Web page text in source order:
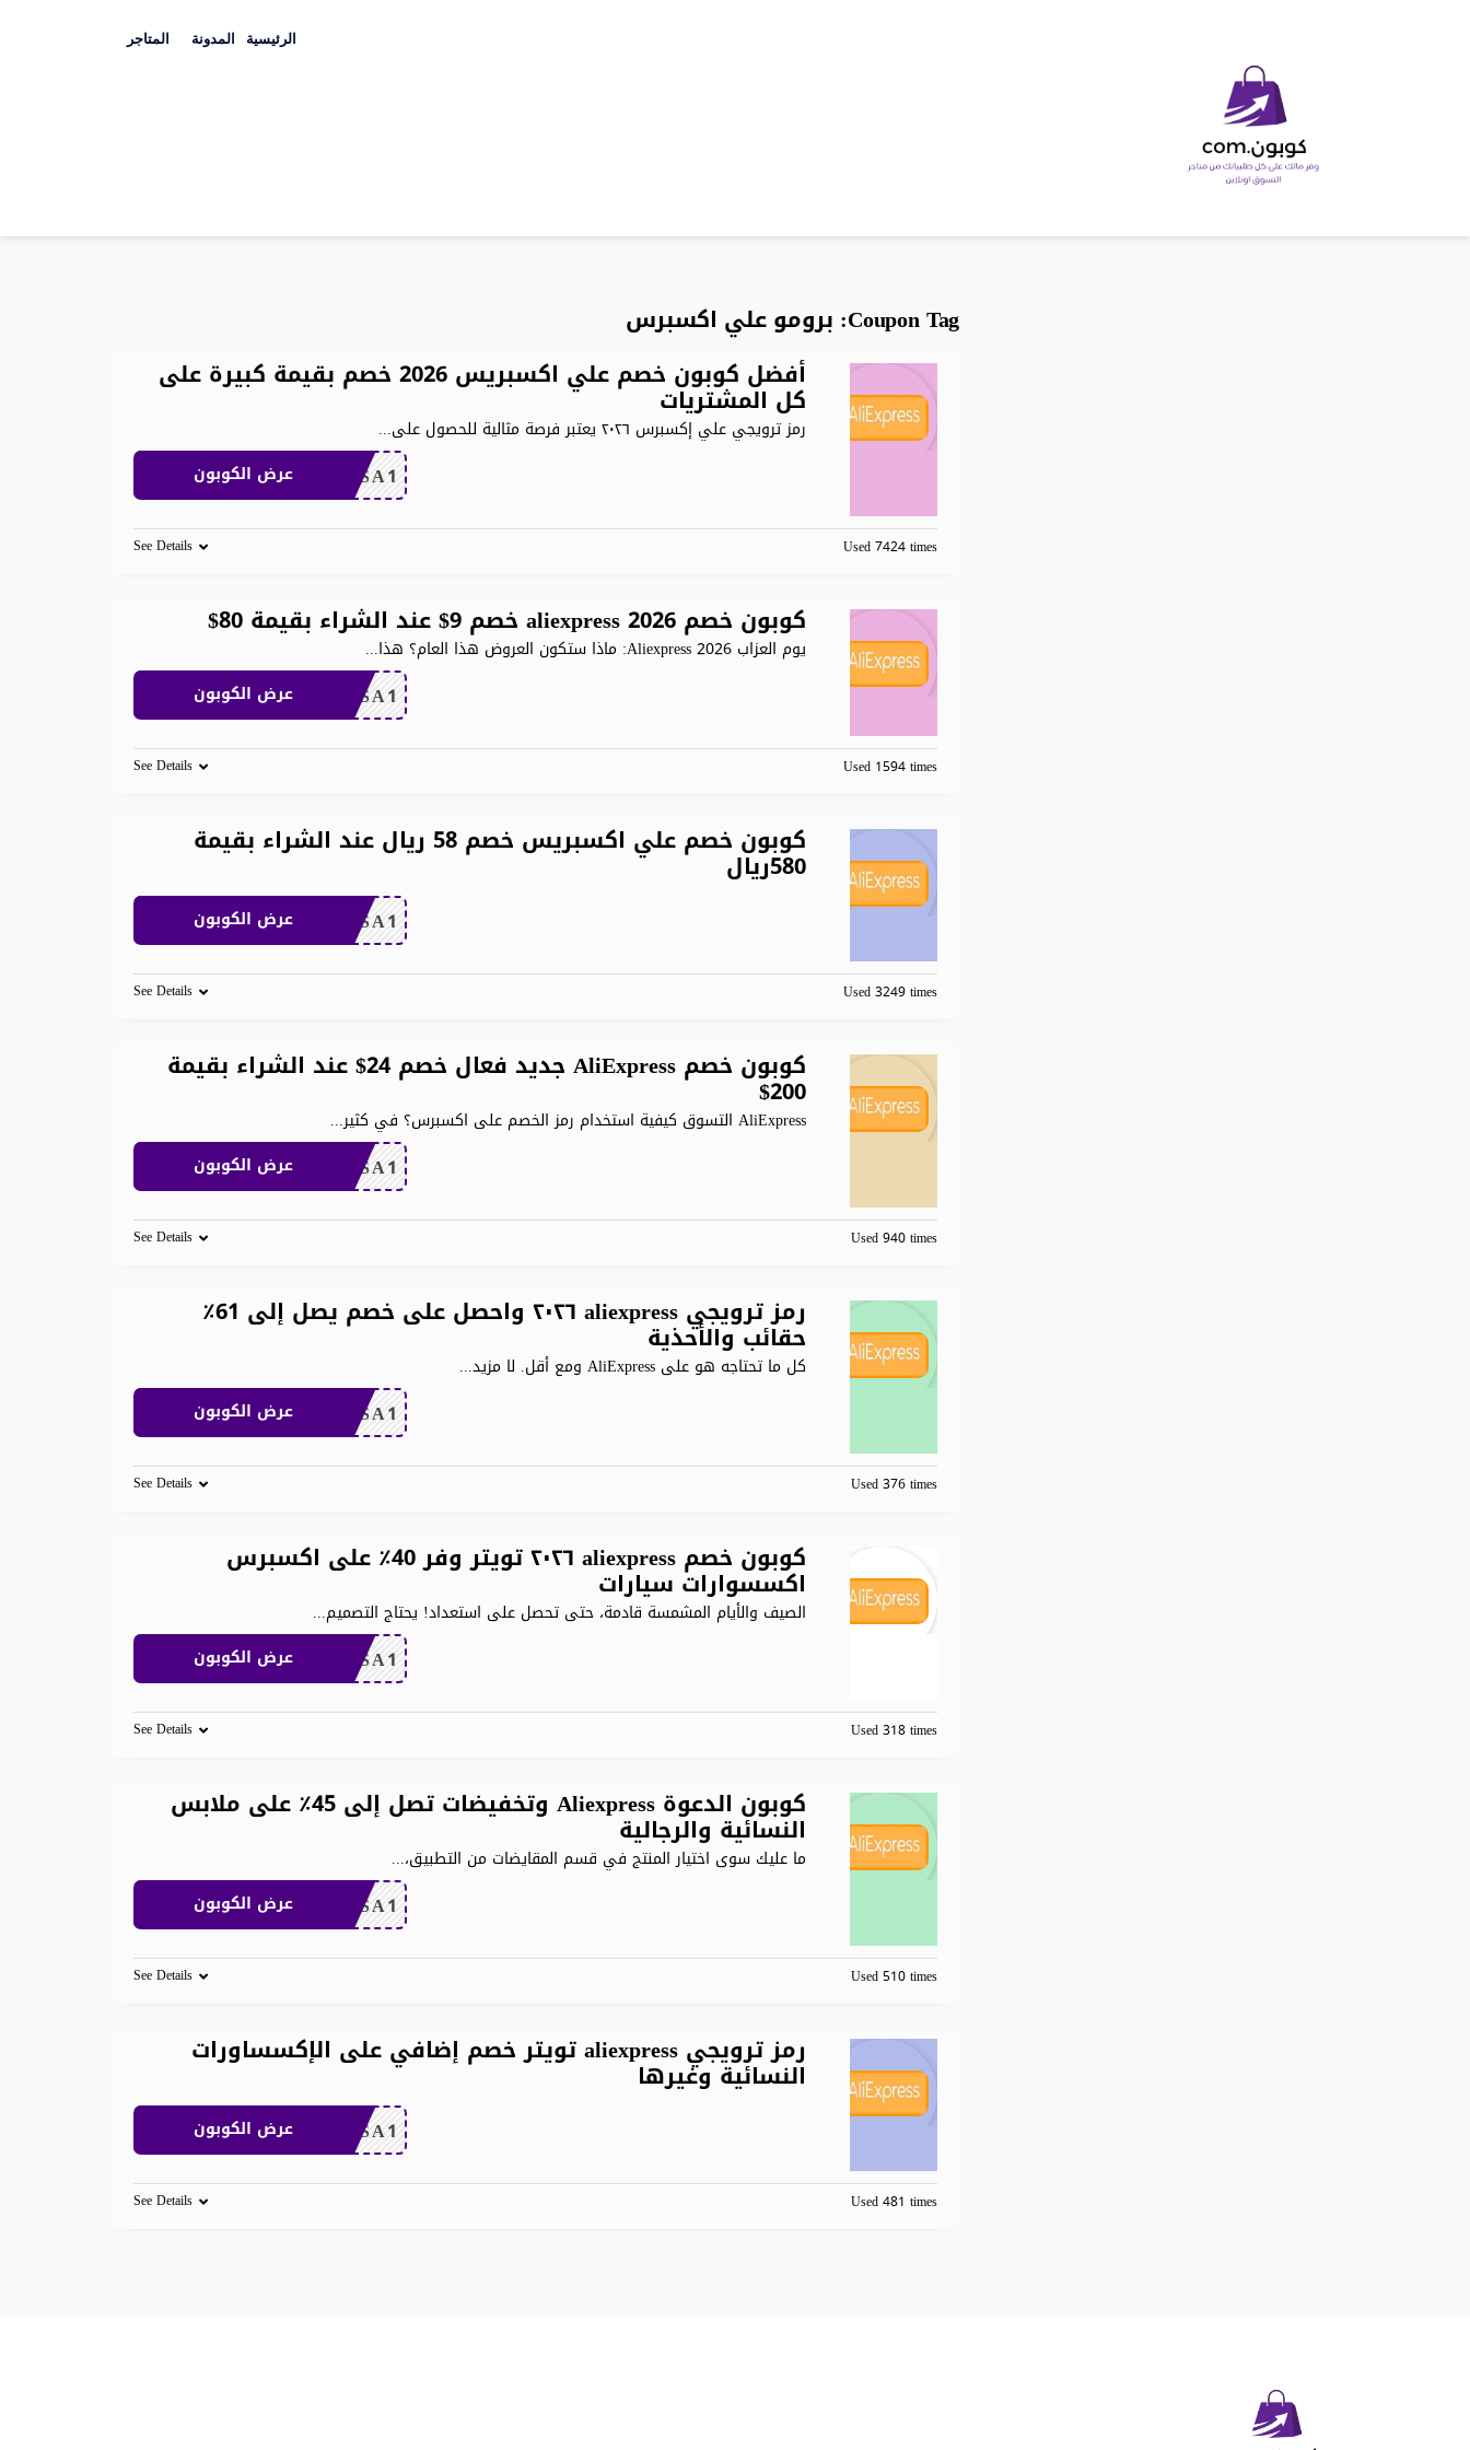
الرئيسية المدونة المتاجر
Coupon Tag: برومو علي اكسبرس
أفضل كوبون خصم علي اكسبريس 2026 خصم بقيمة كبيرة على
كل المشتريات
رمز ترويجي علي إكسبرس ٢٠٢٦ يعتبر فرصة مثالية للحصول على ...
CDKSA1 عرض الكوبون
Used 7424 times
See Details
كوبون خصم aliexpress 2026 خصم 9$ عند الشراء بقيمة 80$
يوم العزاب Aliexpress 2026: ماذا ستكون العروض هذا العام؟ هذا ...
CDKSA1 عرض الكوبون
Used 1594 times
See Details
كوبون خصم علي اكسبريس خصم 58 ريال عند الشراء بقيمة
580ريال
CDKSA1 عرض الكوبون
Used 3249 times
See Details
كوبون خصم AliExpress جديد فعال خصم 24$ عند الشراء بقيمة
200$
AliExpress التسوق كيفية استخدام رمز الخصم على اكسبرس؟ في كثير ...
CDKSA1 عرض الكوبون
Used 940 times
See Details
رمز ترويجي aliexpress ٢٠٢٦ واحصل على خصم يصل إلى 61٪
حقائب والأحذية
كل ما تحتاجه هو على AliExpress ومع أقل. لا مزيد ...
CDKSA1 عرض الكوبون
Used 376 times
See Details
كوبون خصم aliexpress ٢٠٢٦ تويتر وفر 40٪ على اكسبرس
اكسسوارات سيارات
الصيف والأيام المشمسة قادمة، حتى تحصل على استعداد! يحتاج التصميم...
CDKSA1 عرض الكوبون
Used 318 times
See Details
كوبون الدعوة Aliexpress وتخفيضات تصل إلى 45٪ على ملابس
النسائية والرجالية
ما عليك سوى اختيار المنتج في قسم المقايضات من التطبيق،...
CDKSA1 عرض الكوبون
Used 510 times
See Details
رمز ترويجي aliexpress تويتر خصم إضافي على الإكسساورات
النسائية وغيرها
CDKSA1 عرض الكوبون
Used 481 times
See Details